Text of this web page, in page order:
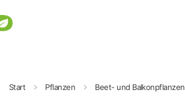
Start Pflanzen Beet- und Balkonpflanzen